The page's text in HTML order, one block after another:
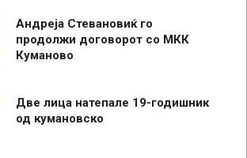
Андреја Стевановиќ го
продолжи договорот со МКК
Куманово
Две лица натепале 19-годишник
од кумановско